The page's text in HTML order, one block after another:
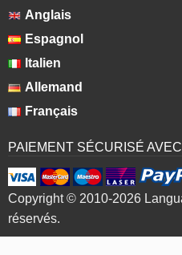
Anglais
Espagnol
Italien
Allemand
Français
PAIEMENT SÉCURISÉ AVEC
Copyright © 2010-2026
réservés.